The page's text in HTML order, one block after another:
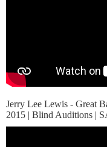
Jerry Lee Lewis - Great
2015 | Blind Auditions |